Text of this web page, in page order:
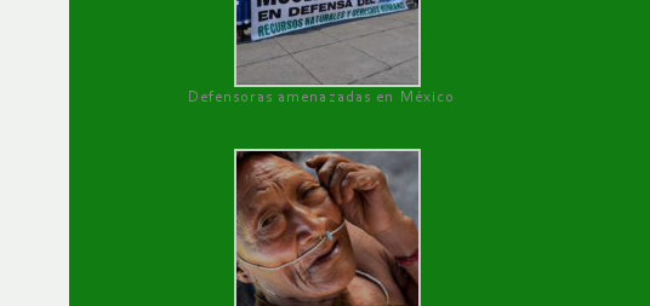
Defensoras amenazadas en México